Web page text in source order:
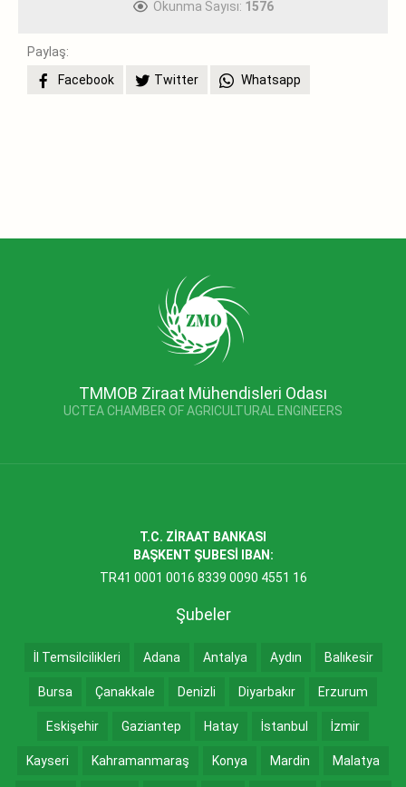
Okunma Sayısı: 1576
Paylaş:
Facebook
Twitter Whatsapp
TMMOB Ziraat Mühendisleri Odası
UCTEA CHAMBER OF AGRICULTURAL ENGINEERS
T.C. ZİRAAT BANKASI
BAŞKENT ŞUBESİ IBAN:
TR41 0001 0016 8339 0090 4551 16
Şubeler
İl Temsilcilikleri Adana Antalya Aydın Balıkesir
Bursa Çanakkale Denizli Diyarbakır Erzurum
Eskişehir Gaziantep Hatay İstanbul İzmir
Kayseri Kahramanmaraş Konya Mardin Malatya